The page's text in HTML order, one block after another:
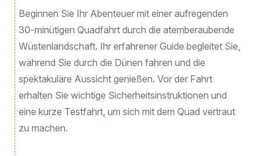
Beginnen Sie Ihr Abenteuer mit einer aufregenden
30-minütigen Quadfahrt durch die atemberaubende
Wüstenlandschaft. Ihr erfahrener Guide begleitet Sie,
während Sie durch die Dünen fahren und die
spektakuläre Aussicht genießen. Vor der Fahrt
erhalten Sie wichtige Sicherheitsinstruktionen und
eine kurze Testfahrt, um sich mit dem Quad vertraut
zu machen.